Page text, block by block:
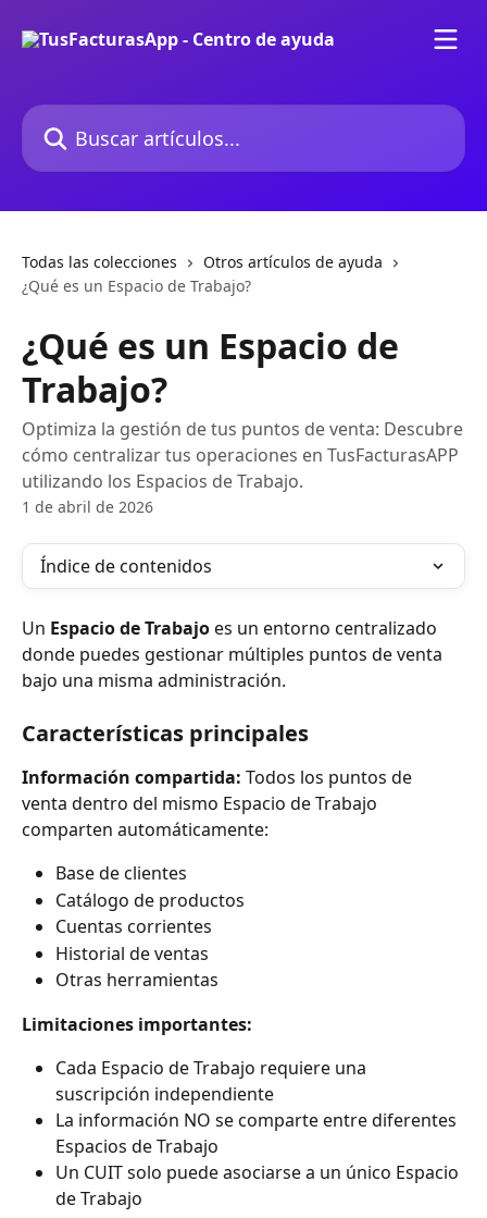
Buscar artículos...
Todas las colecciones
Otros artículos de ayuda
¿Qué es un Espacio de Trabajo?
¿Qué es un Espacio de
Trabajo?
Optimiza la gestión de tus puntos de venta: Descubre
cómo centralizar tus operaciones en TusFacturasAPP
utilizando los Espacios de Trabajo.
1 de abril de 2026
Índice de contenidos
Un Espacio de Trabajo es un entorno centralizado
donde puedes gestionar múltiples puntos de venta
bajo una misma administración.
Características principales
Información compartida: Todos los puntos de
venta dentro del mismo Espacio de Trabajo
comparten automáticamente:
Base de clientes
Catálogo de productos
Cuentas corrientes
Historial de ventas
Otras herramientas
Limitaciones importantes:
Cada Espacio de Trabajo requiere una
suscripción independiente
La información NO se comparte entre diferentes
Espacios de Trabajo
Un CUIT solo puede asociarse a un único Espacio
de Trabajo